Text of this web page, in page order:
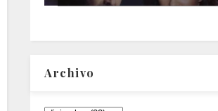
Archivo